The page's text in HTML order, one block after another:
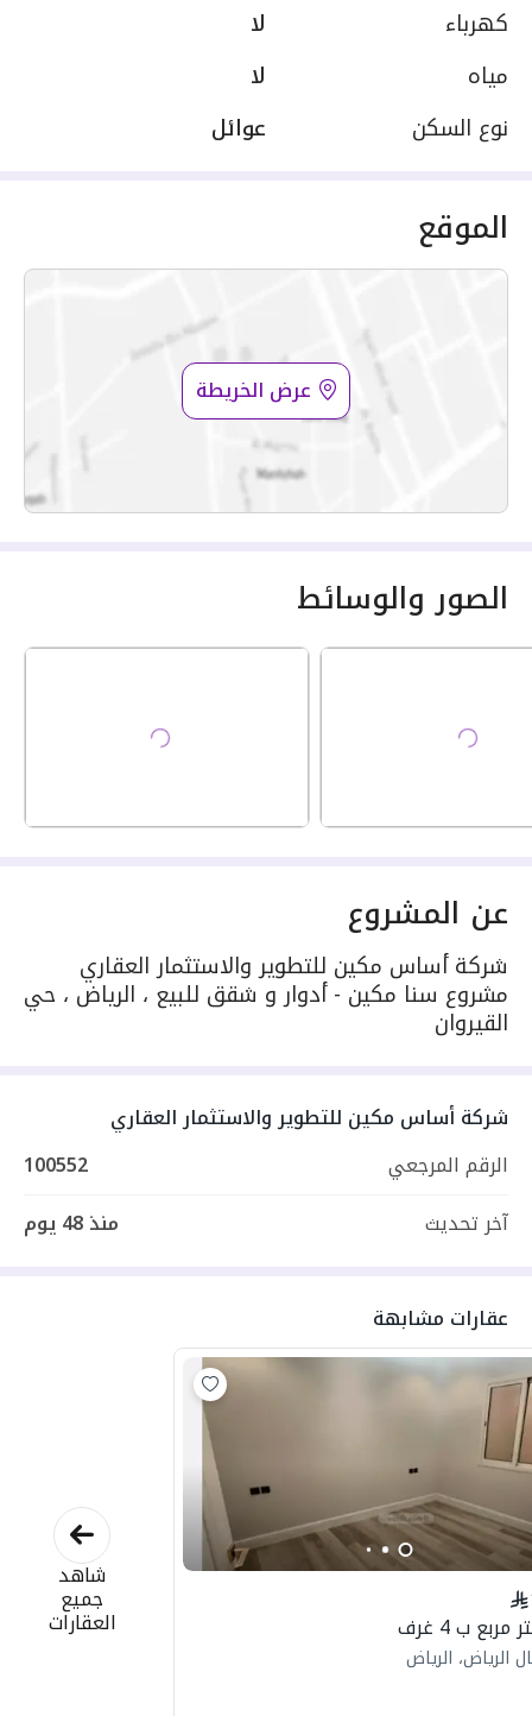
كهرباء
لا
مياه
لا
نوع السكن
عوائل
الموقع
عرض الخريطة
الصور والوسائط
عن المشروع
شركة أساس مكين للتطوير والاستثمار العقاري
مشروع سنا مكين - أدوار و شقق للبيع ، الرياض ، حي
القيروان
شركة أساس مكين للتطوير والاستثمار العقاري
الرقم المرجعي
100552
آخر تحديث
منذ48 يوم
عقارات مشابهة
الرياض، الرياض
شاهد
جميع
العقارات